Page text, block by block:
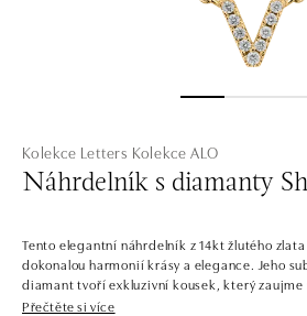
Kolekce Letters Kolekce ALO
Náhrdelník s diamanty
Tento elegantní náhrdelník z 14kt žlutého
dokonalou harmonií krásy a elegance. Jeho
diamant tvoří exkluzivní kousek, který zaujme
Přečtěte si více